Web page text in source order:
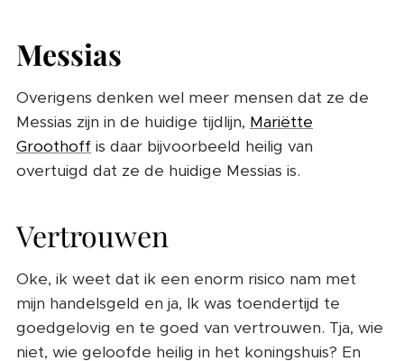
Messias
Overigens denken wel meer mensen dat ze de
Messias zijn in de huidige tijdlijn, Mariëtte
Groothoff is daar bijvoorbeeld heilig van
overtuigd dat ze de huidige Messias is.
Vertrouwen
Oke, ik weet dat ik een enorm risico nam met
mijn handelsgeld en ja, Ik was toendertijd te
goedgelovig en te goed van vertrouwen. Tja, wie
niet, wie geloofde heilig in het koningshuis? En